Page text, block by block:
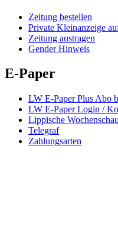
Zeitung bestellen
Private Kleinanzeige
Zeitung austragen
Gender Hinweis
E-Paper
LW E-Paper Plus Abo
LW E-Paper Login /
Lippische Wochenschau
Telegraf
Zahlungsarten